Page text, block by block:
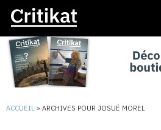
ACCUEIL » ARCHIVES POUR JOSUÉ MOREL